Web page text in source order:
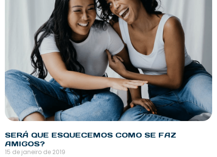
SERÁ QUE ESQUECEMOS COMO SE FAZ
AMIGOS?
15 de janeiro de 2019